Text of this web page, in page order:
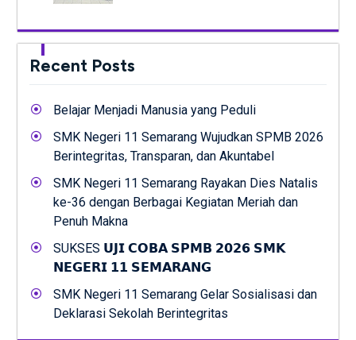
Recent Posts
Belajar Menjadi Manusia yang Peduli
SMK Negeri 11 Semarang Wujudkan SPMB 2026
Berintegritas, Transparan, dan Akuntabel
SMK Negeri 11 Semarang Rayakan Dies Natalis
ke-36 dengan Berbagai Kegiatan Meriah dan
Penuh Makna
SUKSES 𝗨𝗝𝗜 𝗖𝗢𝗕𝗔 𝗦𝗣𝗠𝗕 𝟮𝟬𝟮𝟲 𝗦𝗠𝗞
𝗡𝗘𝗚𝗘𝗥𝗜 𝟭𝟭 𝗦𝗘𝗠𝗔𝗥𝗔𝗡𝗚
SMK Negeri 11 Semarang Gelar Sosialisasi dan
Deklarasi Sekolah Berintegritas